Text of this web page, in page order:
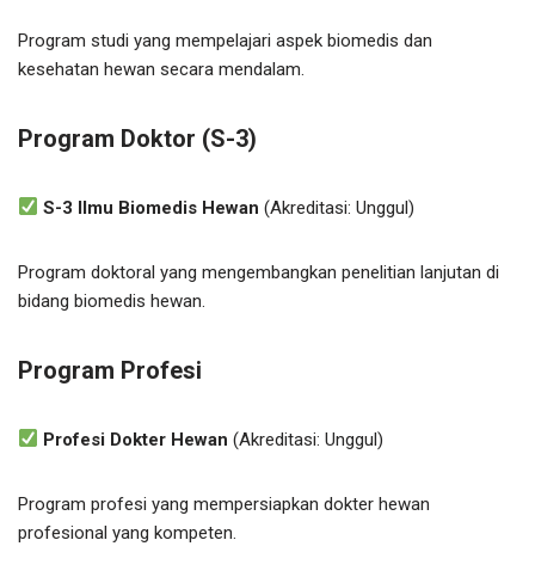
Program studi yang mempelajari aspek biomedis dan
kesehatan hewan secara mendalam.
Program Doktor (S-3)
S-3 Ilmu Biomedis Hewan (Akreditasi: Unggul)
Program doktoral yang mengembangkan penelitian lanjutan di
bidang biomedis hewan.
Program Profesi
Profesi Dokter Hewan (Akreditasi: Unggul)
Program profesi yang mempersiapkan dokter hewan
profesional yang kompeten.